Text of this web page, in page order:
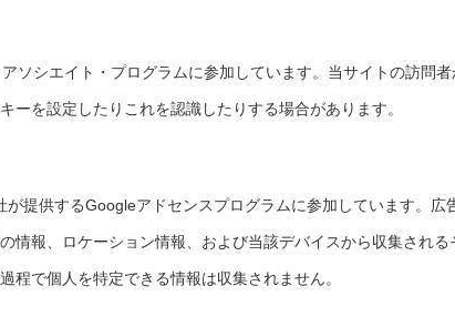
ソシエイト・プログラムに参加しています。当サイトの訪問者
ーを設定したりこれを認識したりする場合があります。
提供するGoogleアドセンスプログラムに参加しています。広
情報、ロケーション情報、および当該デバイスから収集される
程で個人を特定できる情報は収集されません。